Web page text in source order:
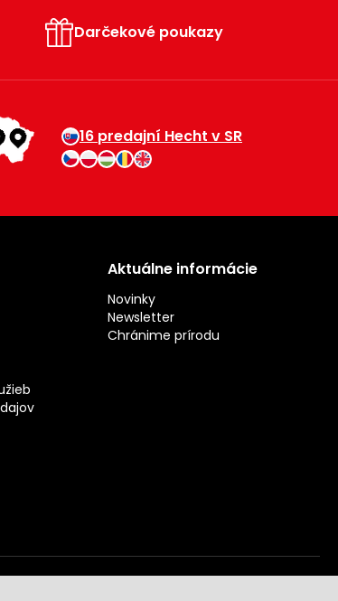
Darčekové poukazy
16 predajní Hecht v SR
Aktuálne informácie
Novinky
Newsletter
Chránime prírodu